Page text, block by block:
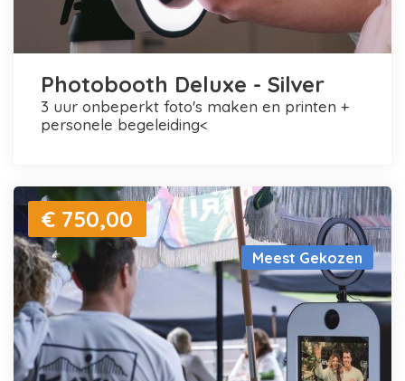
Photobooth Deluxe - Silver
3 uur onbeperkt foto's maken en printen +
personele begeleiding<
Meest Gekozen
€ 750,00